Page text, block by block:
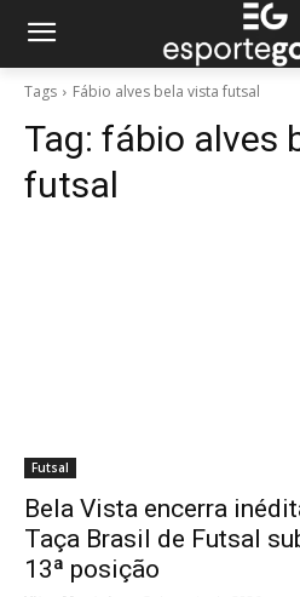
Tags Fábio alves bela vista futsal
Tag: fábio alves
futsal
Futsal
Bela Vista encerra
Taça Brasil de Futsal
13ª posição